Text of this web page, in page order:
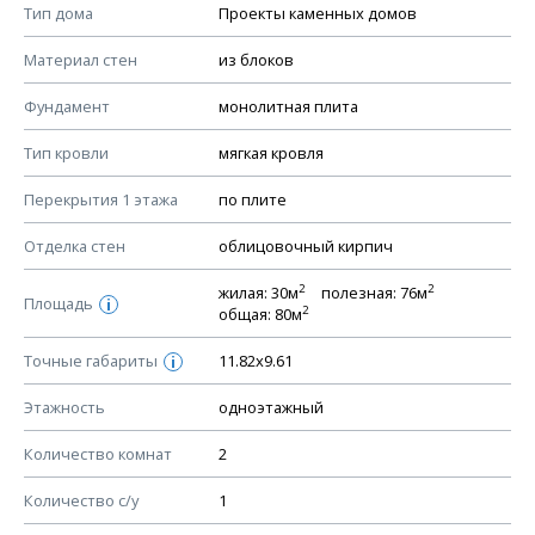
Тип дома Проекты каменных домов
Материал стен из блоков
Фундамент монолитная плита
Тип кровли мягкая кровля
Перекрытия 1 этажа по плите
Отделка стен облицовочный кирпич
Площадь i
жилая: 30м2 полезная: 76м2
общая: 80м2
Точные габариты i 11.82х9.61
Этажность одноэтажный
Количество комнат 2
Количество с/у 1
Смотрите советы по выбору материала в нашем
КОНСТРУКТИВНЫЕ РЕШЕНИЯ (КР)
Ведомость рабочих чертежей основного комплекта КР
План фундамента
Устройство фундамента, спецификация материалов
Планы перекрытий этажей, спецификация элементов
Устройство перекрытий
Устройство стен
Спецификация материалов стен
Схема расположения лаг чердака (если есть)
Схема расположения элементов стропил
Спецификация элементов стропил
Устройство стропильной системы
Узлы устройства кровли